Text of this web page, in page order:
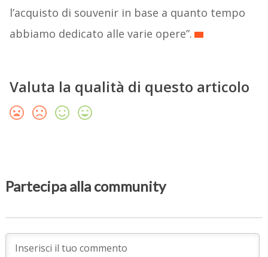
l’acquisto di souvenir in base a quanto tempo
abbiamo dedicato alle varie opere”.
Valuta la qualità di questo articolo
Partecipa alla community